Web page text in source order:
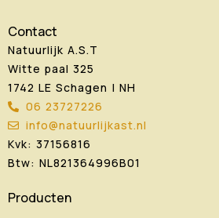
Contact
Natuurlijk A.S.T
Witte paal 325
1742 LE Schagen | NH
06 23727226
info@natuurlijkast.nl
Kvk: 37156816
Btw: NL821364996B01
Producten